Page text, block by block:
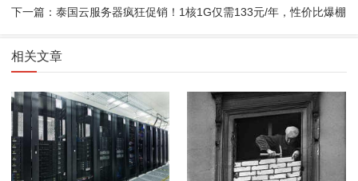
下一篇：泰国云服务器疯狂促销！1核1G仅需133元/年，性价比爆棚
相关文章